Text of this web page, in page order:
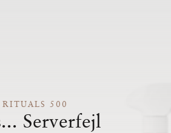
RITUALS 500
Serverfejl